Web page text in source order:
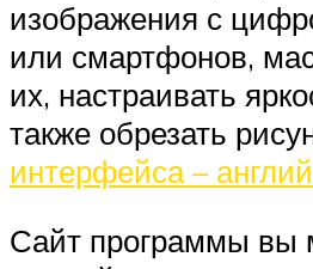
изображения с
или смартфонов,
их, настраивать
также обрезать
интерфейса –
Сайт программы вы